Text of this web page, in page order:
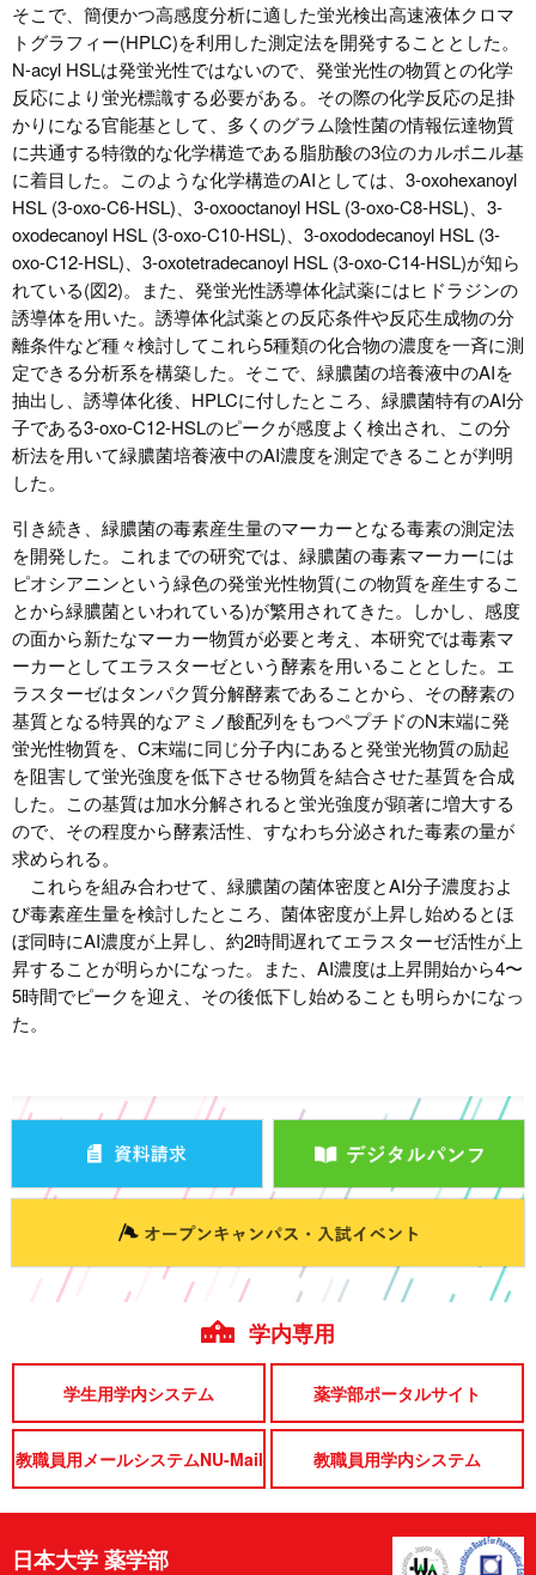
そこで、簡便かつ高感度分析に適した蛍光検出高速液体クロマ
トグラフィー(HPLC)を利用した測定法を開発することとした。
N-acyl HSLは発蛍光性ではないので、発蛍光性の物質との化学
反応により蛍光標識する必要がある。その際の化学反応の足掛
かりになる官能基として、多くのグラム陰性菌の情報伝達物質
に共通する特徴的な化学構造である脂肪酸の3位のカルボニル基
に着目した。このような化学構造のAIとしては、3-oxohexanoyl
HSL (3-oxo-C6-HSL)、3-oxooctanoyl HSL (3-oxo-C8-HSL)、3-
oxodecanoyl HSL (3-oxo-C10-HSL)、3-oxododecanoyl HSL (3-
oxo-C12-HSL)、3-oxotetradecanoyl HSL (3-oxo-C14-HSL)が知ら
れている(図2)。また、発蛍光性誘導体化試薬にはヒドラジンの
誘導体を用いた。誘導体化試薬との反応条件や反応生成物の分
離条件など種々検討してこれら5種類の化合物の濃度を一斉に測
定できる分析系を構築した。そこで、緑膿菌の培養液中のAIを
抽出し、誘導体化後、HPLCに付したところ、緑膿菌特有のAI分
子である3-oxo-C12-HSLのピークが感度よく検出され、この分
析法を用いて緑膿菌培養液中のAI濃度を測定できることが判明
した。
引き続き、緑膿菌の毒素産生量のマーカーとなる毒素の測定法
を開発した。これまでの研究では、緑膿菌の毒素マーカーには
ピオシアニンという緑色の発蛍光性物質(この物質を産生するこ
とから緑膿菌といわれている)が繁用されてきた。しかし、感度
の面から新たなマーカー物質が必要と考え、本研究では毒素マ
ーカーとしてエラスターゼという酵素を用いることとした。エ
ラスターゼはタンパク質分解酵素であることから、その酵素の
基質となる特異的なアミノ酸配列をもつペプチドのN末端に発
蛍光性物質を、C末端に同じ分子内にあると発蛍光物質の励起
を阻害して蛍光強度を低下させる物質を結合させた基質を合成
した。この基質は加水分解されると蛍光強度が顕著に増大する
ので、その程度から酵素活性、すなわち分泌された毒素の量が
求められる。
これらを組み合わせて、緑膿菌の菌体密度とAI分子濃度およ
び毒素産生量を検討したところ、菌体密度が上昇し始めるとほ
ぼ同時にAI濃度が上昇し、約2時間遅れてエラスターゼ活性が上
昇することが明らかになった。また、AI濃度は上昇開始から4〜
5時間でピークを迎え、その後低下し始めることも明らかになっ
た。
学内専用
学生用学内システム 薬学部ポータルサイト
教職員用メールシステムNU-Mail 教職員用学内システム
日本大学 薬学部